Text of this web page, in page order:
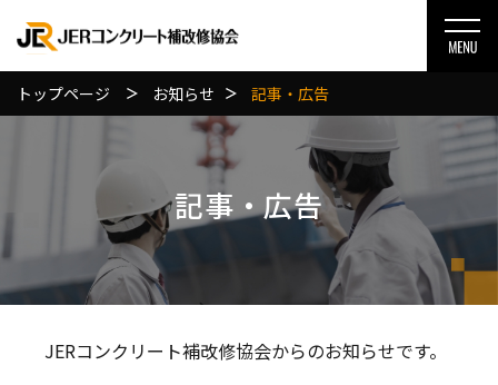
トップページ お知らせ 記事・広告
記事・広告
JERコンクリート補改修協会からのお知らせです。